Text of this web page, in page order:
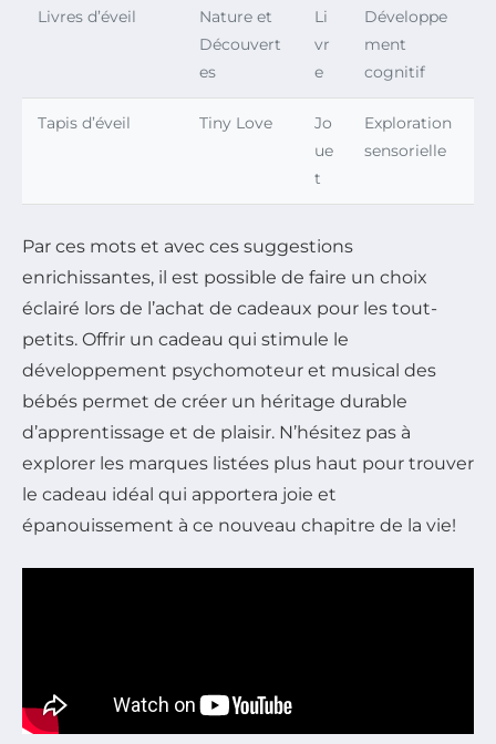
Livres d’éveil
Nature et
Découvert
es
Li
vr
e
Développe
ment
cognitif
Tapis d’éveil Tiny Love
Jo
ue
t
Exploration
sensorielle
Par ces mots et avec ces suggestions
enrichissantes, il est possible de faire un choix
éclairé lors de l’achat de cadeaux pour les tout-
petits. Offrir un cadeau qui stimule le
développement psychomoteur et musical des
bébés permet de créer un héritage durable
d’apprentissage et de plaisir. N’hésitez pas à
explorer les marques listées plus haut pour trouver
le cadeau idéal qui apportera joie et
épanouissement à ce nouveau chapitre de la vie!